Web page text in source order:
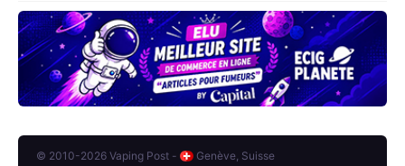
© 2010-2026 Vaping Post - Genève, Suisse